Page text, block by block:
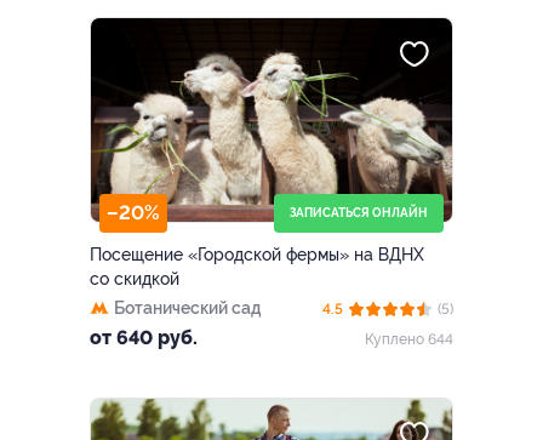
–20% ЗАПИСАТЬСЯ ОНЛАЙН
Посещение «Городской фермы» на ВДНХ
со скидкой
Ботанический сад
от 640 руб.
4.5
(5)
Куплено 644